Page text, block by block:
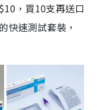
，買10支再送口
快速測試套裝，